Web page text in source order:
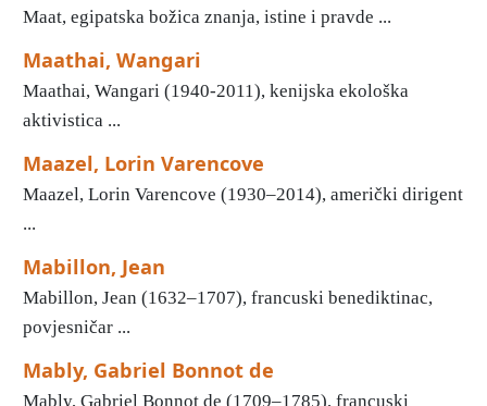
Maat, egipatska božica znanja, istine i pravde ...
Maathai, Wangari
Maathai, Wangari (1940-2011), kenijska ekološka
aktivistica ...
Maazel, Lorin Varencove
Maazel, Lorin Varencove (1930–2014), američki dirigent
...
Mabillon, Jean
Mabillon, Jean (1632–1707), francuski benediktinac,
povjesničar ...
Mably, Gabriel Bonnot de
Mably, Gabriel Bonnot de (1709–1785), francuski